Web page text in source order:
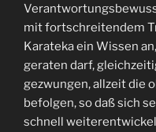
mit fortschreitendem
Karateka ein Wissen
geraten darf,
gezwungen, allzeit die
befolgen, so daß sich
schnell